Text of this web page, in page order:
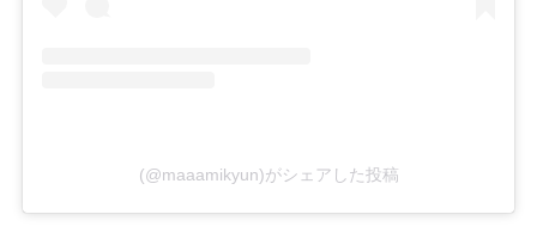
(@maaamikyun)がシェアした投稿